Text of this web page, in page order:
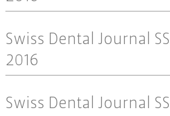
Swiss Dental Journal
2016
Swiss Dental Journal